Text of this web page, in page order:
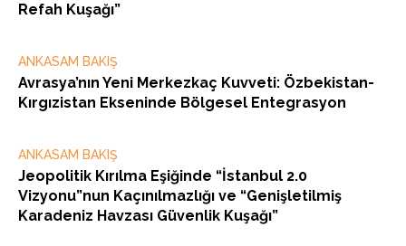
Refah Kuşağı”
ANKASAM BAKIŞ
Avrasya’nın Yeni Merkezkaç Kuvveti: Özbekistan-
Kırgızistan Ekseninde Bölgesel Entegrasyon
ANKASAM BAKIŞ
Jeopolitik Kırılma Eşiğinde “İstanbul 2.0
Vizyonu”nun Kaçınılmazlığı ve “Genişletilmiş
Karadeniz Havzası Güvenlik Kuşağı”